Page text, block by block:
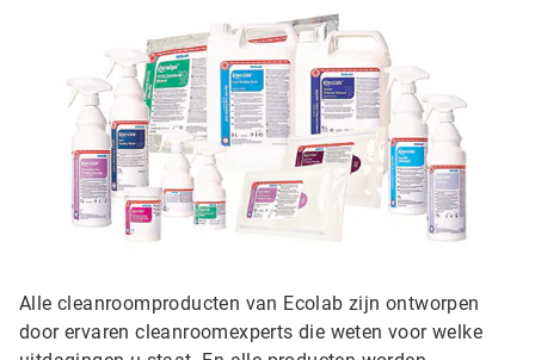
Alle cleanroomproducten van Ecolab zijn ontworpen
door ervaren cleanroomexperts die weten voor welke